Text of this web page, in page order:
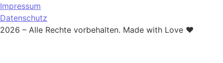
Impressum
Datenschutz
2026 – Alle Rechte vorbehalten. Made with Love ❤️